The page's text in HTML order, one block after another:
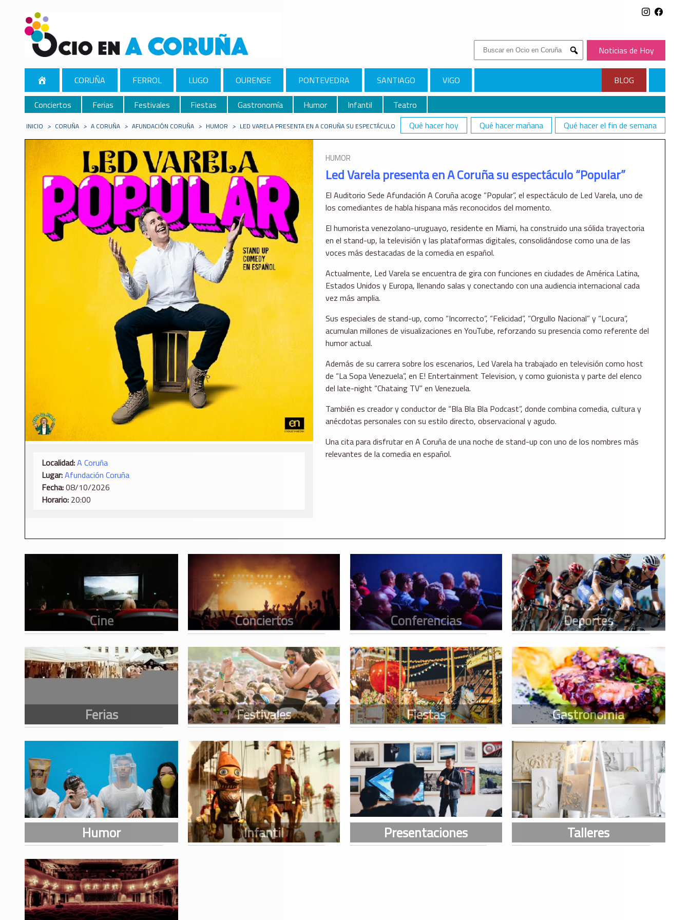
Buscar:
Submit
Noticias de Hoy
CORUÑA FERROL LUGO OURENSE PONTEVEDRA SANTIAGO VIGO
BLOG
Conciertos
Ferias Festivales Fiestas Gastronomía Humor Infantil
Teatro
Qué hacer hoy
Qué hacer mañana Qué hacer el fin de semana
INICIO > CORUÑA > A CORUÑA > AFUNDACIÓN CORUÑA > HUMOR > LED VARELA PRESENTA EN A CORUÑA SU ESPECTÁCULO “POPULAR”
Localidad:A Coruña
Lugar:Afundación Coruña
Fecha:08/10/2026
Horario: 20:00
HUMOR
Led Varela presenta en A Coruña su espectáculo “Popular”
El Auditorio Sede Afundación A Coruña acoge “Popular”, el espectáculo de Led Varela, uno de
los comediantes de habla hispana más reconocidos del momento.
El humorista venezolano-uruguayo, residente en Miami, ha construido una sólida trayectoria
en el stand-up, la televisión y las plataformas digitales, consolidándose como una de las
voces más destacadas de la comedia en español.
Actualmente, Led Varela se encuentra de gira con funciones en ciudades de América Latina,
Estados Unidos y Europa, llenando salas y conectando con una audiencia internacional cada
vez más amplia.
Sus especiales de stand-up, como “Incorrecto”, “Felicidad”, “Orgullo Nacional” y “Locura”,
acumulan millones de visualizaciones en YouTube, reforzando su presencia como referente del
humor actual.
Además de su carrera sobre los escenarios, Led Varela ha trabajado en televisión como host
de “La Sopa Venezuela”, en E! Entertainment Television, y como guionista y parte del elenco
del late-night “Chataing TV” en Venezuela.
También es creador y conductor de “Bla Bla Bla Podcast”, donde combina comedia, cultura y
anécdotas personales con su estilo directo, observacional y agudo.
Una cita para disfrutar en A Coruña de una noche de stand-up con uno de los nombres más
relevantes de la comedia en español.